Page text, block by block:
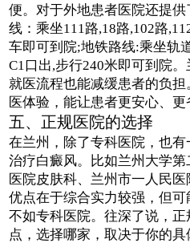
便。对于外地患者医院还提
线：乘坐111路,18路,102路
车即可到院;地铁路线:乘坐轨
C1口出,步行240米即可到院
就医流程也能减缓患者的负
医体验，能让患者更安心、更
五、正规医院的选择
在兰州，除了专科医院，也
治疗白癜风。比如兰州大学
医院皮肤科、兰州市一人民
优点在于综合实力较强，但
不如专科医院。往深了说，
点，选择哪家，取决于你的具